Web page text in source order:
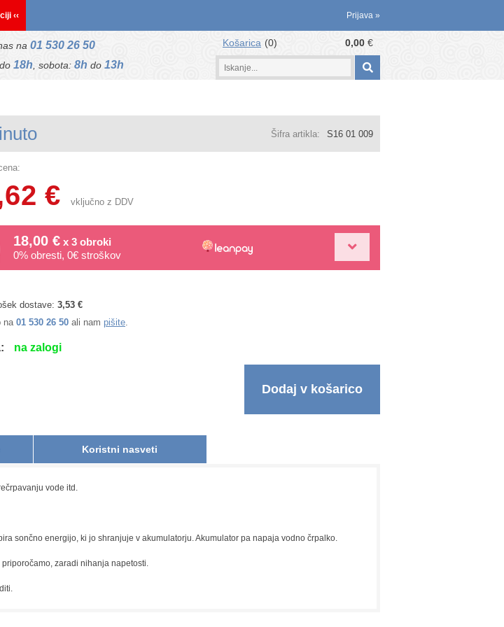
‹‹ Prijava »
Košarica 0 0,00 €
na 01 530 26 50
do 18h , sobota: 8h do 13h
€ vključno z DDV
18,00 € x 3 obroki
0% obresti, 0€ stroškov
Šifra artikla: S16 01 009
dostave: 3,53 €
na 01 530 26 50 ali nam pišite.
na zalogi
Dodaj v košarico
Koristni nasveti
vode itd.
sončno energijo, ki jo shranjuje v akumulatorju. Akumulator pa napaja vodno črpalko.
zaradi nihanja napetosti.